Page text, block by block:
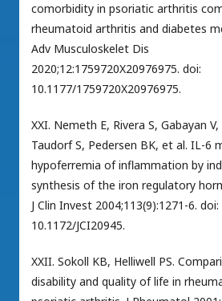
comorbidity in psoriatic arthritis
rheumatoid arthritis and diabetes
Adv Musculoskelet Dis
2020;12:1759720X20976975. doi:
10.1177/1759720X20976975.
XXI. Nemeth E, Rivera S, Gabayan V,
Taudorf S, Pedersen BK, et al. IL-6
hypoferremia of inflammation by
synthesis of the iron regulatory
J Clin Invest 2004;113(9):1271-6. doi:
10.1172/JCI20945.
XXII. Sokoll KB, Helliwell PS.
disability and quality of life in